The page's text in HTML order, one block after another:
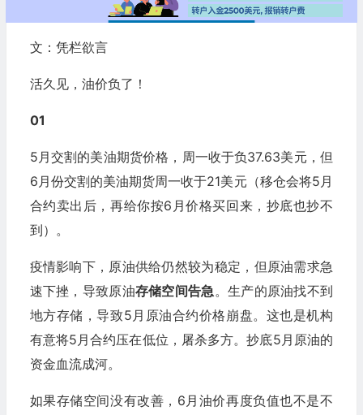
文：凭栏欲言
活久见，油价负了！
01
5月交割的美油期货价格，周一收于负37.63美元，但
6月份交割的美油期货周一收于21美元（移仓会将5月
合约卖出后，再给你按6月价格买回来，抄底也抄不
到）。
疫情影响下，原油供给仍然较为稳定，但原油需求急
速下挫，导致原油存储空间告急。生产的原油找不到
地方存储，导致5月原油合约价格崩盘。这也是机构
有意将5月合约压在低位，屠杀多方。抄底5月原油的
资金血流成河。
如果存储空间没有改善，6月油价再度负值也不是不